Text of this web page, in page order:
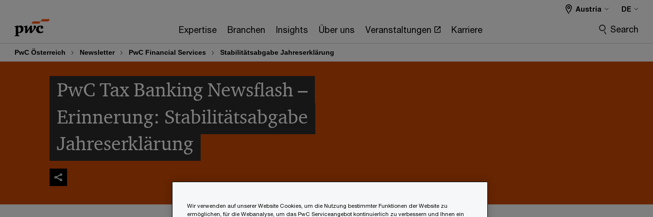
content
footer
Expertise Branchen Insights Über uns Veranstaltungen Karriere
Austria DE
Search
PwC Österreich Newsletter PwC Financial Services Stabilitätsabgabe Jahreserklärung
PwC Tax Banking Newsflash –
Erinnerung: Stabilitätsabgabe
Jahreserklärung
Wir verwenden auf unserer Website Cookies, um die Nutzung bestimmter Funktionen der Website zu
ermöglichen, für die Webanalyse, um das PwC Serviceangebot kontinuierlich zu verbessern und Ihnen ein